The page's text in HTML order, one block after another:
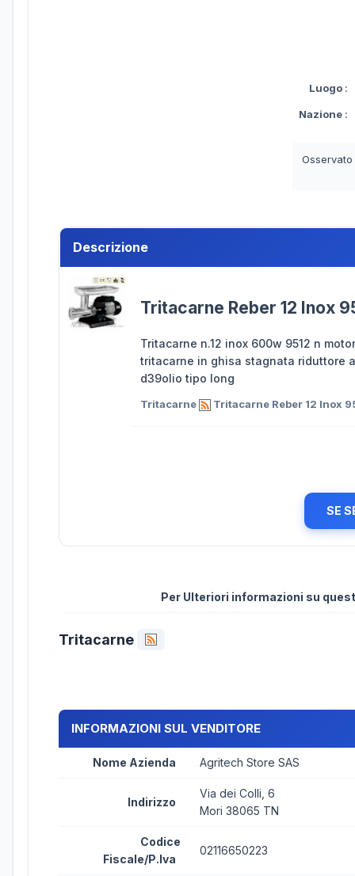
Luogo :
Nazione :
Descrizione
Tritacarne Reber 12 Inox
Tritacarne n.12 inox 600w 9512 n
tritacarne in ghisa stagnata riduttore
d39olio tipo long
Tritacarne Tritacarne Reber 12 Inox
SE
Per Ulteriori informazioni su
Tritacarne
INFORMAZIONI SUL VENDITORE
Nome Azienda Agritech Store SAS
Indirizzo
Via dei Colli, 6
Mori 38065 TN
Codice
Fiscale/P.Iva
02116650223